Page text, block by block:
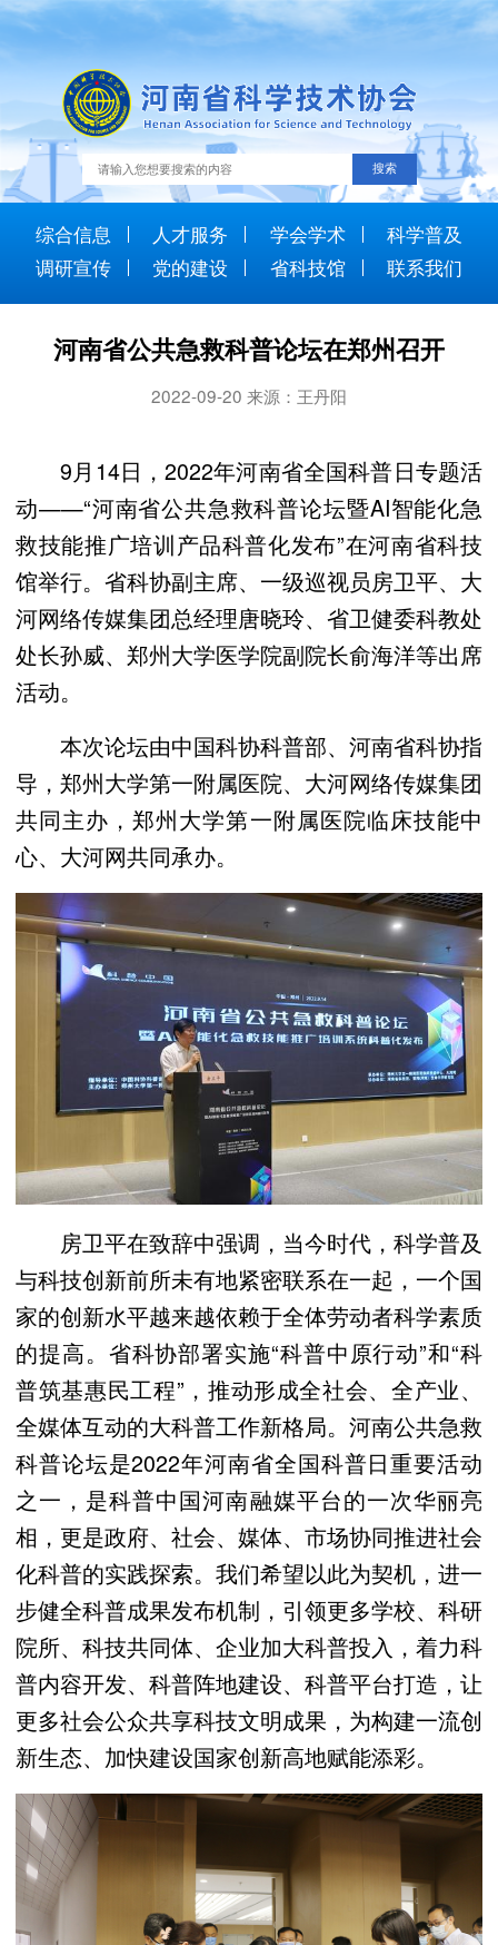
综合信息 人才服务 学会学术
科学普及
调研宣传
党的建设 省科技馆 联系我们
河南省公共急救科普论坛在郑州召开
2022-09-20 来源：王丹阳
9月14日，2022年河南省全国科普日专题活
动——“河南省公共急救科普论坛暨AI智能化急
救技能推广培训产品科普化发布”在河南省科技
馆举行。省科协副主席、一级巡视员房卫平、大
河网络传媒集团总经理唐晓玲、省卫健委科教处
处长孙威、郑州大学医学院副院长俞海洋等出席
活动。
本次论坛由中国科协科普部、河南省科协指
导，郑州大学第一附属医院、大河网络传媒集团
共同主办，郑州大学第一附属医院临床技能中
心、大河网共同承办。
房卫平在致辞中强调，当今时代，科学普及
与科技创新前所未有地紧密联系在一起，一个国
家的创新水平越来越依赖于全体劳动者科学素质
的提高。省科协部署实施“科普中原行动”和“科
普筑基惠民工程”，推动形成全社会、全产业、
全媒体互动的大科普工作新格局。河南公共急救
科普论坛是2022年河南省全国科普日重要活动
之一，是科普中国河南融媒平台的一次华丽亮
相，更是政府、社会、媒体、市场协同推进社会
化科普的实践探索。我们希望以此为契机，进一
步健全科普成果发布机制，引领更多学校、科研
院所、科技共同体、企业加大科普投入，着力科
普内容开发、科普阵地建设、科普平台打造，让
更多社会公众共享科技文明成果，为构建一流创
新生态、加快建设国家创新高地赋能添彩。